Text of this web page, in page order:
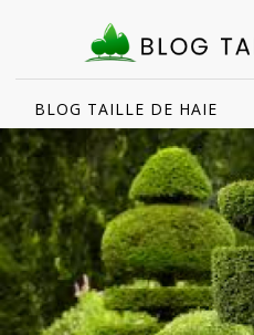
BLOG TAILLE DE HAIE